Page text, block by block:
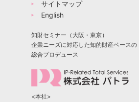
知財セミナー（大阪・東京）
企業ニーズに対応した知的財産ベースの
総合プロデュース
<本社>
サイトマップ
English